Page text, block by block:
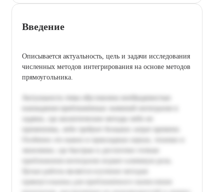
Введение
Описывается актуальность, цель и задачи исследования
численных методов интегрирования на основе методов
прямоугольника.